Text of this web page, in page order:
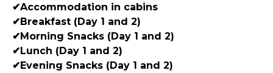
✔Accommodation in cabins
✔Breakfast (Day 1 and 2)
✔Morning Snacks (Day 1 and 2)
✔Lunch (Day 1 and 2)
✔Evening Snacks (Day 1 and 2)